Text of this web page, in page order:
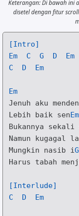
Keterangan: Di bawah ini
disetel dengan fitur
[Intro]
Em
C G D
Em
C
D Em
Em
ebih baik sen Em
Bukannya sekali
Namun kugagal la
Mungkin nasib iG
Harus tabah
[Interlude]
C
D Em